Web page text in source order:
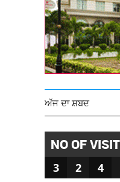
ਅੱਜ ਦਾ ਸ਼ਬਦ
NO OF
3 2 4